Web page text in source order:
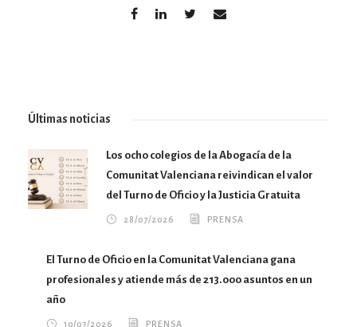
Últimas noticias
Los ocho colegios de la Abogacía de la
Comunitat Valenciana reivindican el valor
del Turno de Oficio y la Justicia Gratuita
28/07/2026 PRENSA
El Turno de Oficio en la Comunitat Valenciana gana
profesionales y atiende más de 213.000 asuntos en un
año
10/07/2026 PRENSA